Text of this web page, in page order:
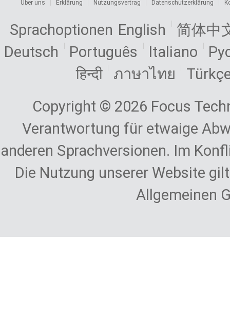
Über uns Erklärung Nutzungsvertrag Datenschutzerklärung
Sprachoptionen English
简体中
Deutsch
Português Italiano
हिन्दी
ภาษาไทย
Copyright © 2026 Focus
Verantwortung für etwaige
anderen Sprachversionen. Im
Die Nutzung unserer Website
Allgemeinen